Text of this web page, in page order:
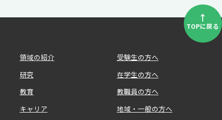
↑
TOPに戻る
領域の紹介
研究
教育
キャリア
受験生の方へ
在学生の方へ
教職員の方へ
地域・一般の方へ